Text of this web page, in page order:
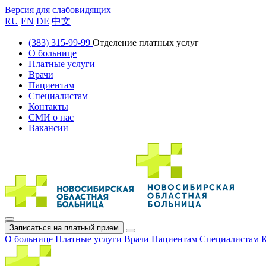
Версия для слабовидящих
RU EN DE 中文
(383) 315-99-99 Отделение платных услуг
О больнице
Платные услуги
Врачи
Пациентам
Специалистам
Контакты
СМИ о нас
Вакансии
Записаться на платный прием
О больнице Платные услуги Врачи Пациентам Специалистам